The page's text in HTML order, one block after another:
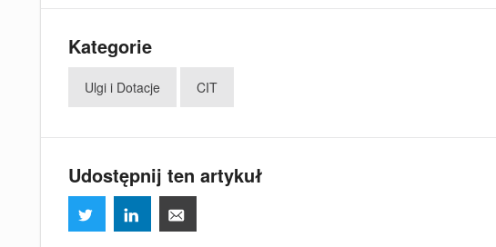
Kategorie
Ulgi i Dotacje CIT
Udostępnij ten artykuł